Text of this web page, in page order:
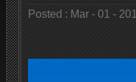
Posted : Mar - 01 -